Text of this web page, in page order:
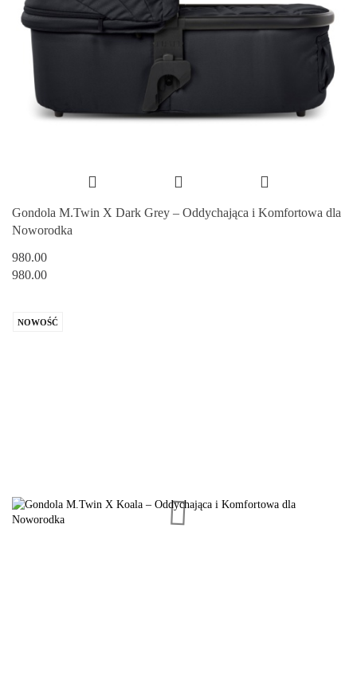
Gondola M.Twin X Dark Grey – Oddychająca i Komfortowa dla
Noworodka
980.00
980.00
NOWOŚĆ